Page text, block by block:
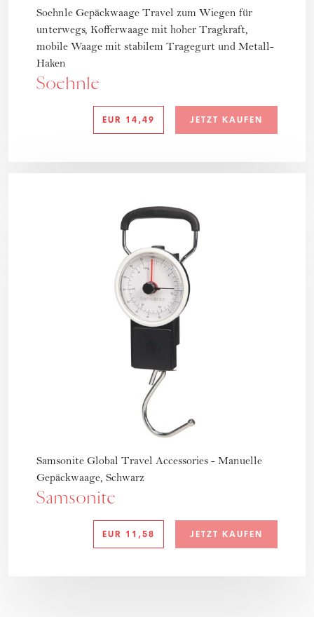
Soehnle Gepäckwaage Travel zum Wiegen für
unterwegs, Kofferwaage mit hoher Tragkraft,
mobile Waage mit stabilem Tragegurt und Metall-
Haken
Soehnle
EUR 14,49 JETZT KAUFEN
Samsonite Global Travel Accessories - Manuelle
Gepäckwaage, Schwarz
Samsonite
EUR 11,58 JETZT KAUFEN